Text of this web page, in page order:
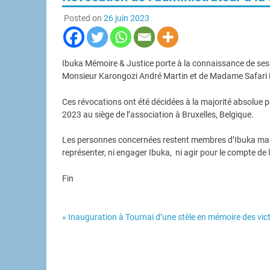
Posted on 26 juin 2023
Ibuka Mémoire & Justice porte à la connaissance de
Monsieur Karongozi André Martin et de Madame
Ces révocations ont été décidées à la majorité absolue
2023 au siège de l’association à Bruxelles, Belgique.
Les personnes concernées restent membres d’Ibuka
représenter, ni engager Ibuka, ni agir pour le compte
Fin
« Inauguration à Tournai d’une stèle en mémoire des